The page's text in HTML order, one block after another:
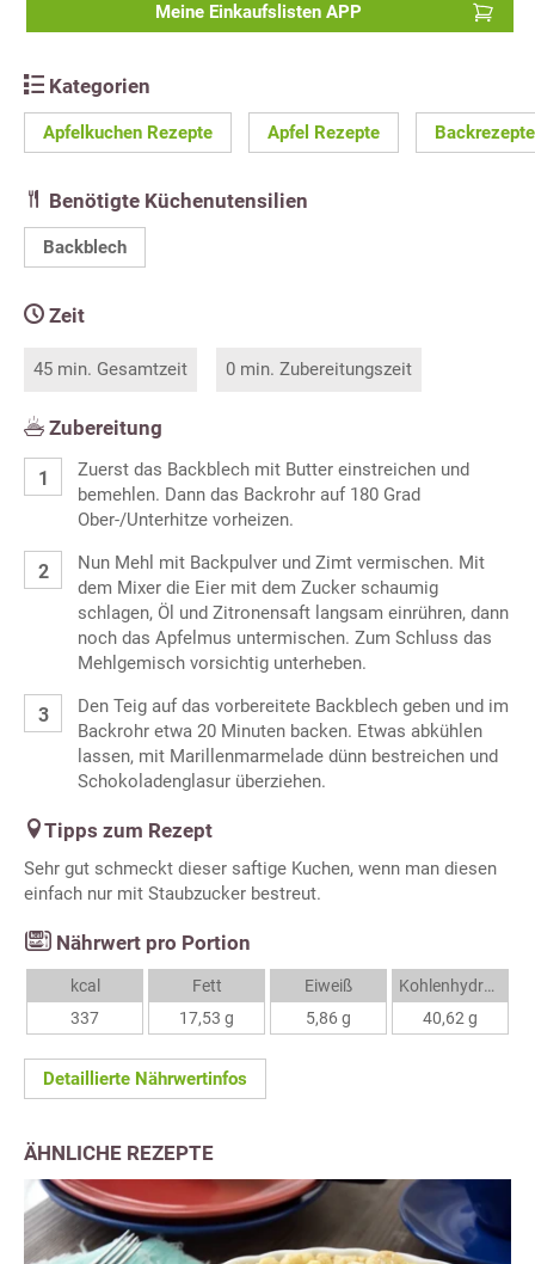
Meine Einkaufslisten APP
Kategorien
Apfelkuchen Rezepte Apfel Rezepte Backrezepte
Benötigte Küchenutensilien
Backblech
Zeit
45 min. Gesamtzeit 0 min. Zubereitungszeit
Zubereitung
Zuerst das Backblech mit Butter einstreichen und
bemehlen. Dann das Backrohr auf 180 Grad
Ober-/Unterhitze vorheizen.
Nun Mehl mit Backpulver und Zimt vermischen. Mit
dem Mixer die Eier mit dem Zucker schaumig
schlagen, Öl und Zitronensaft langsam einrühren, dann
noch das Apfelmus untermischen. Zum Schluss das
Mehlgemisch vorsichtig unterheben.
Den Teig auf das vorbereitete Backblech geben und im
Backrohr etwa 20 Minuten backen. Etwas abkühlen
lassen, mit Marillenmarmelade dünn bestreichen und
Schokoladenglasur überziehen.
Tipps zum Rezept
Sehr gut schmeckt dieser saftige Kuchen, wenn man diesen
einfach nur mit Staubzucker bestreut.
Nährwert pro Portion
kcal
337
Fett
17,53 g
Eiweiß
5,86 g
Kohlenhydrate
40,62 g
Detaillierte Nährwertinfos
ÄHNLICHE REZEPTE